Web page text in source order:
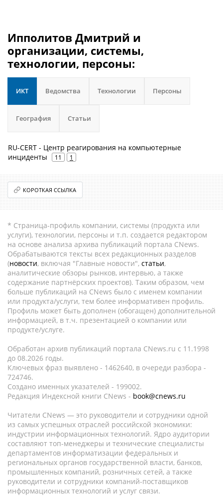
Ипполитов Дмитрий и
организации, системы,
технологии, персоны:
ИКТ Ведомства Технологии Персоны
География Статьи
RU-CERT - Центр реагирования на компьютерные
инциденты
11 1
КОРОТКАЯ ССЫЛКА
* Страница-профиль компании, системы (продукта или
услуги), технологии, персоны и т.п. создается редактором
на основе анализа архива публикаций портала CNews.
Обрабатываются тексты всех редакционных разделов
(новости, включая "Главные новости", статьи,
аналитические обзоры рынков, интервью, а также
содержание партнёрских проектов). Таким образом, чем
больше публикаций на CNews было с именем компании
или продукта/услуги, тем более информативен профиль.
Профиль может быть дополнен (обогащен) дополнительной
информацией, в т.ч. презентацией о компании или
продукте/услуге.
Обработан архив публикаций портала CNews.ru c 11.1998
до 08.2026 годы.
Ключевых фраз выявлено - 1462640, в очереди разбора -
724746.
Создано именных указателей - 199002.
Редакция Индексной книги CNews - book@cnews.ru
Читатели CNews — это руководители и сотрудники одной
из самых успешных отраслей российской экономики:
индустрии информационных технологий. Ядро аудитории
составляют топ-менеджеры и технические специалисты
департаментов информатизации федеральных и
региональных органов государственной власти, банков,
промышленных компаний, розничных сетей, а также
руководители и сотрудники компаний-поставщиков
информационных технологий и услуг связи.